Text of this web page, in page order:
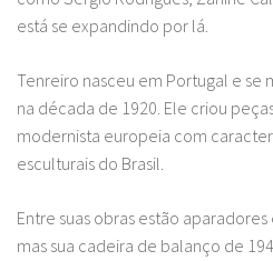
está se expandindo por lá.
Tenreiro nasceu em Portugal e se
na década de 1920. Ele criou
modernista europeia com
esculturais do Brasil.
Entre suas obras estão
mas sua cadeira de balanço de